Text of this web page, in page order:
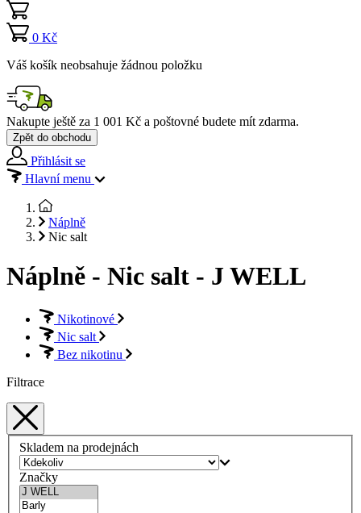
0 Kč
Váš košík neobsahuje žádnou položku
Nakupte ještě za 1 001 Kč a poštovné budete mít zdarma.
Zpět do obchodu
Přihlásit se
Hlavní menu
Náplně
Nic salt
Náplně - Nic salt - J WELL
Nikotinové
Nic salt
Bez nikotinu
Filtrace
Skladem na prodejnách
Značky